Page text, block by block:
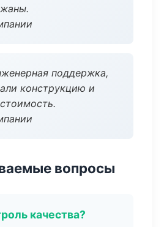
поддержка,
конструкцию и
вопросы
качества?